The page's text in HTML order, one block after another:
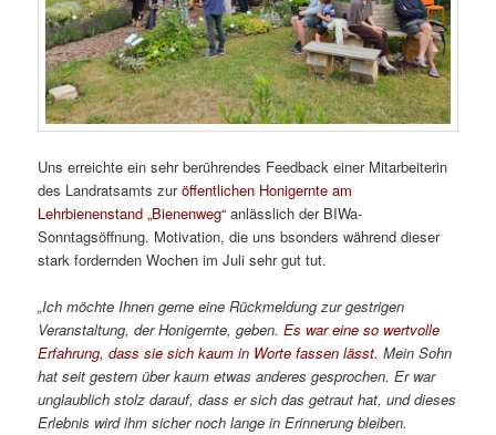
Uns erreichte ein sehr berührendes Feedback einer Mitarbeiterin
des Landratsamts zuröffentlichen Honigernte am
Lehrbienenstand „Bienenweg“ anlässlich der BIWa-
Sonntagsöffnung. Motivation, die uns bsonders während dieser
stark fordernden Wochen im Juli sehr gut tut.
„Ich möchte Ihnen gerne eine Rückmeldung zur gestrigen
Veranstaltung, der Honigernte, geben.Es war eine so wertvolle
Erfahrung, dass sie sich kaum in Worte fassen lässt. Mein Sohn
hat seit gestern über kaum etwas anderes gesprochen. Er war
unglaublich stolz darauf, dass er sich das getraut hat, und dieses
Erlebnis wird ihm sicher noch lange in Erinnerung bleiben.